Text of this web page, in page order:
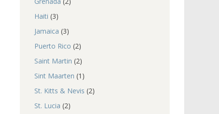
Haiti (3)
Jamaica (3)
Puerto Rico (2)
Saint Martin (2)
Sint Maarten (1)
St. Kitts & Nevis (2)
St. Lucia (2)